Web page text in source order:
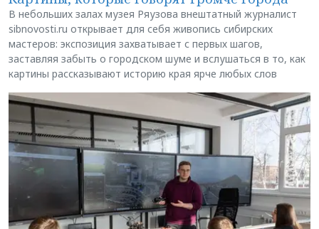
В небольших залах музея Ряузова внештатный журналист
sibnovosti.ru открывает для себя живопись сибирских
мастеров: экспозиция захватывает с первых шагов,
заставляя забыть о городском шуме и вслушаться в то, как
картины рассказывают историю края ярче любых слов